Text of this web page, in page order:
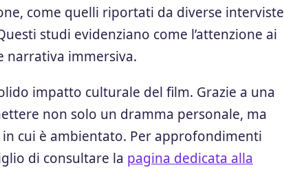
come quelli riportati da diverse interviste
studi evidenziano come l’attenzione ai
narrativa immersiva.
impatto culturale del film. Grazie a una
non solo un dramma personale, ma
cui è ambientato. Per approfondimenti
di consultare la pagina dedicata alla